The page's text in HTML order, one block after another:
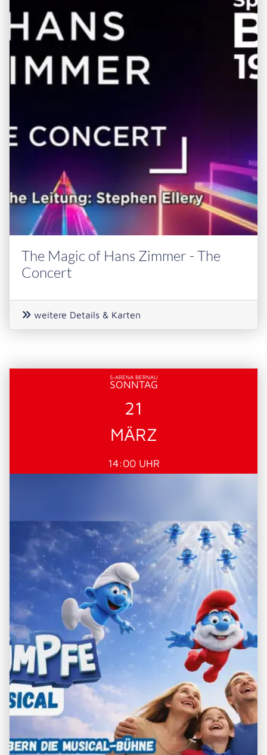
The Magic of Hans Zimmer - The
Concert
weitere Details & Karten
S-ARENA BERNAU
SONNTAG
21
MÄRZ
14:00 UHR